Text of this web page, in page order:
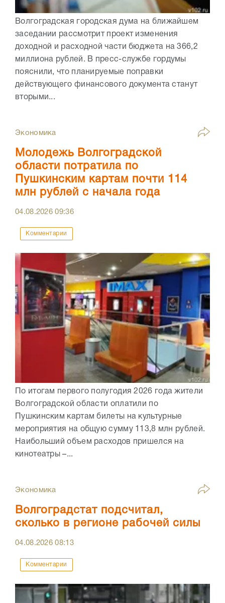
Волгоградская городская дума на ближайшем
заседании рассмотрит проект изменения
доходной и расходной части бюджета на 366,2
миллиона рублей. В пресс-службе гордумы
пояснили, что планируемые поправки
действующего финансового документа станут
вторыми...
Экономика
Молодежь Волгоградской
области потратила по
Пушкинским картам почти 114
млн рублей с начала года
04.08.202609:36
Комментарии
По итогам первого полугодия 2026 года жители
Волгоградской области оплатили по
Пушкинским картам билеты на культурные
мероприятия на общую сумму 113,8 млн рублей.
Наибольший объем расходов пришелся на
кинотеатры –...
Экономика
Волгоградстат подсчитал,
сколько в регионе рабочей силы
04.08.202608:13
Комментарии